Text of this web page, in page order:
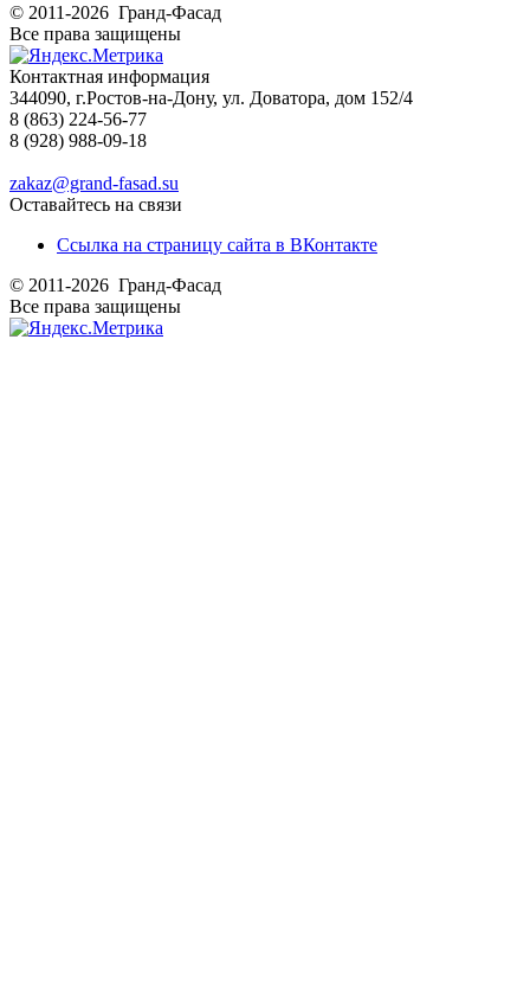
© 2011-2026 Гранд-Фасад
Все права защищены
Контактная информация
344090, г.Ростов-на-Дону, ул. Доватора, дом 152/4
8 (863) 224-56-77
8 (928) 988-09-18
zakaz@grand-fasad.su
Оставайтесь на связи
Ссылка на страницу сайта в ВКонтакте
© 2011-2026 Гранд-Фасад
Все права защищены